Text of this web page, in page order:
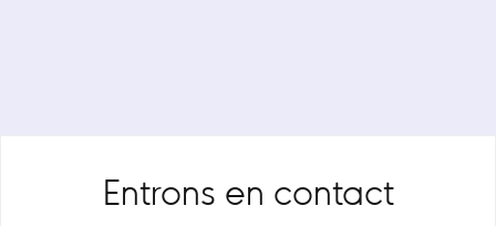
Entrons en contact